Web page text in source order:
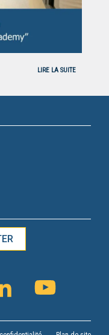
LIRE LA SUITE
LINKEDIN